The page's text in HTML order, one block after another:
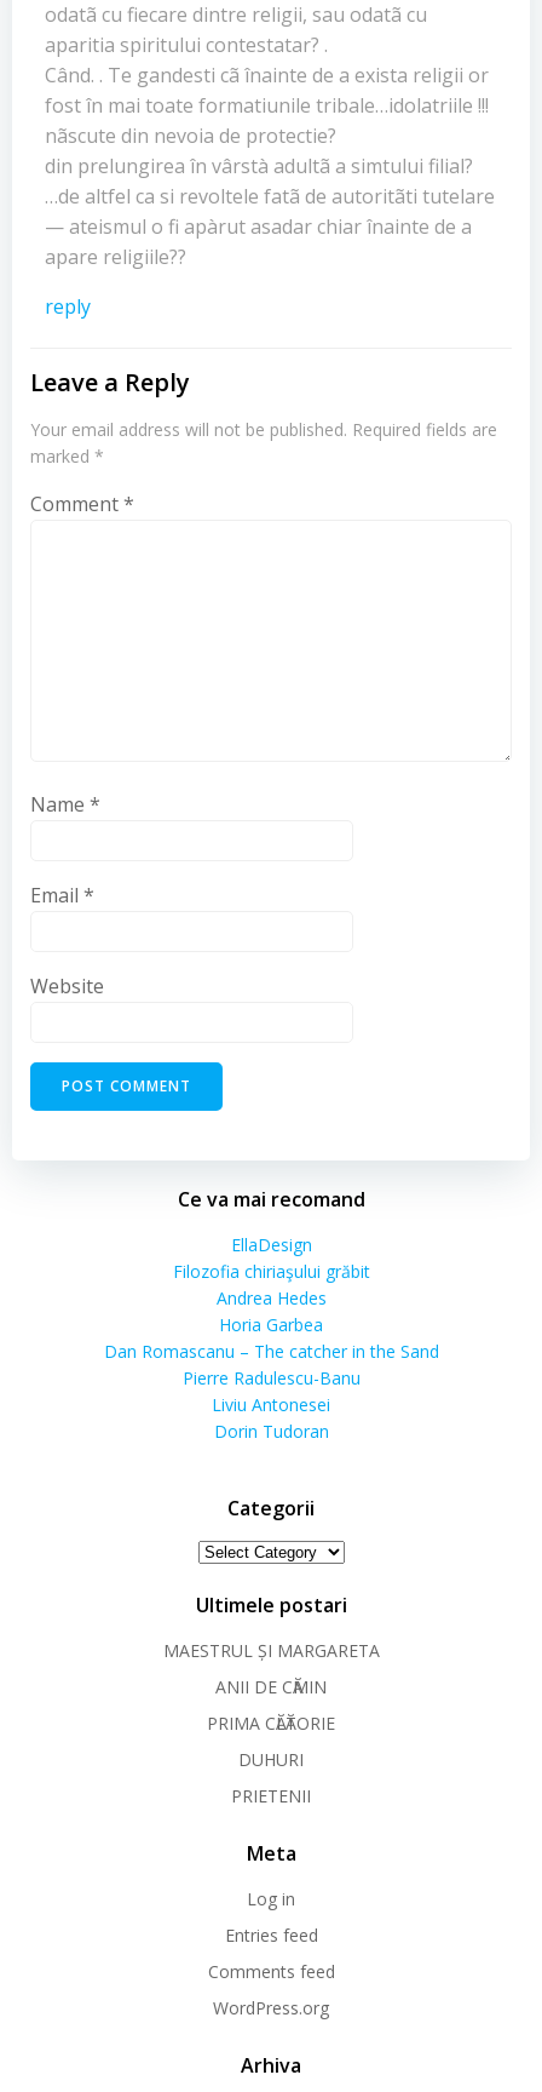
odatã cu fiecare dintre religii, sau odatã cu
aparitia spiritului contestatar? .
Când. . Te gandesti cã înainte de a exista religii or
fost în mai toate formatiunile tribale…idolatriile !!!
nãscute din nevoia de protectie?
din prelungirea în vârstà adultã a simtului filial?
…de altfel ca si revoltele fatã de autoritãti tutelare
— ateismul o fi apàrut asadar chiar înainte de a
apare religiile??
reply
Leave a Reply
Your email address will not be published. Required fields are
marked *
Comment*
Name *
Email *
Website
Ce va mai recomand
EllaDesign
Filozofia chiriaşului grăbit
Andrea Hedes
Horia Garbea
Dan Romascanu – The catcher in the Sand
Pierre Radulescu-Banu
Liviu Antonesei
Dorin Tudoran
Categorii
Categorii
Ultimele postari
MAESTRUL ȘI MARGARETA
ANII DE CӐMIN
PRIMA CӐLӐTORIE
DUHURI
PRIETENII
Meta
Log in
Entries feed
Comments feed
WordPress.org
Arhiva